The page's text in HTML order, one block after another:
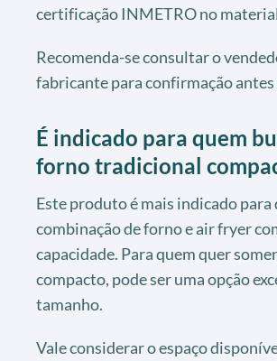
certificação INMETRO no
Recomenda-se consultar o
fabricante para confirmação antes
É indicado para quem
forno tradicional
Este produto é mais indicado para
combinação de forno e air fryer
capacidade. Para quem quer
compacto, pode ser uma opção
tamanho.
Vale considerar o espaço